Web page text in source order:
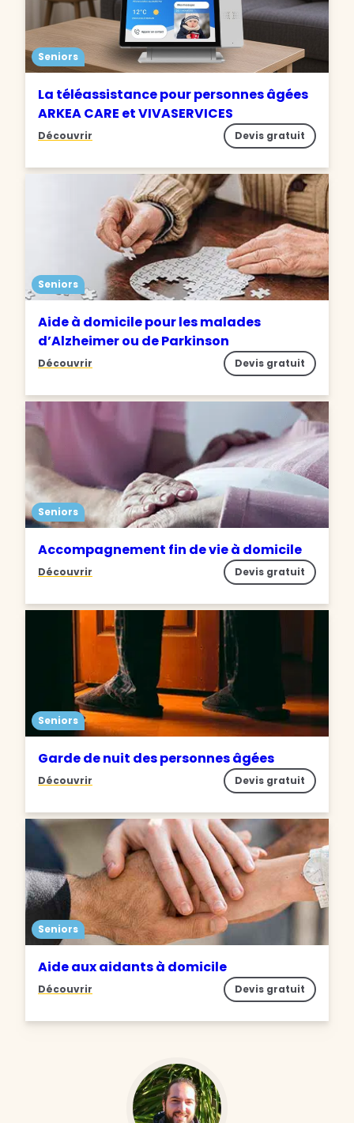
Seniors
La téléassistance pour personnes âgées
ARKEA CARE et VIVASERVICES
Découvrir Devis gratuit
Seniors
Aide à domicile pour les malades
d’Alzheimer ou de Parkinson
Découvrir Devis gratuit
Seniors
Accompagnement fin de vie à domicile
Découvrir Devis gratuit
Seniors
Garde de nuit des personnes âgées
Découvrir Devis gratuit
Seniors
Aide aux aidants à domicile
Découvrir Devis gratuit